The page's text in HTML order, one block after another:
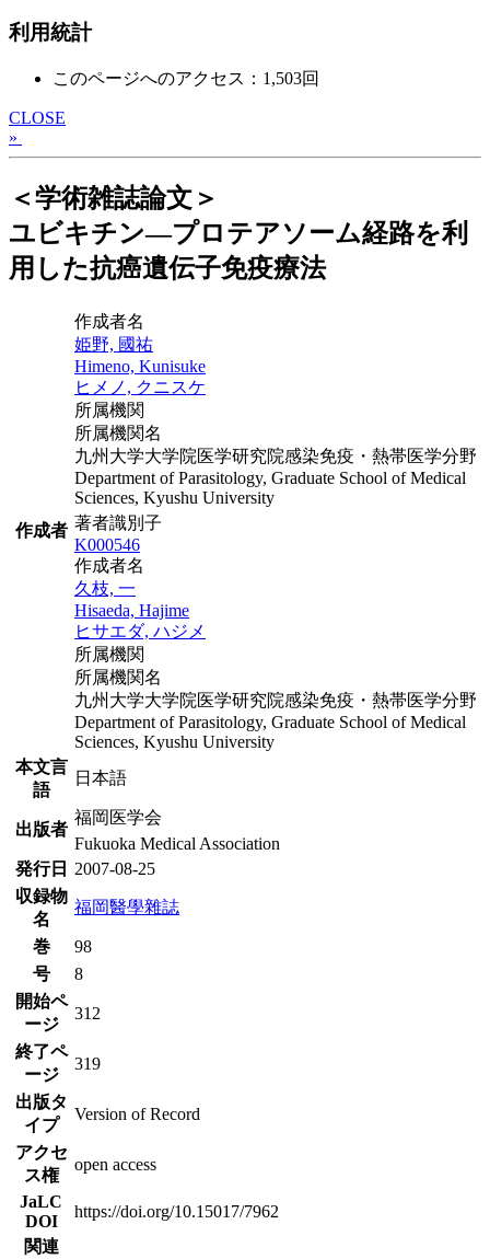
利用統計
このページへのアクセス：1,503回
CLOSE
»
＜学術雑誌論文＞
ユビキチン―プロテアソーム経路を利
用した抗癌遺伝子免疫療法
作成者
作成者名
姫野, 國祐
Himeno, Kunisuke
ヒメノ, クニスケ
所属機関
所属機関名
九州大学大学院医学研究院感染免疫・熱帯医学分野
Department of Parasitology, Graduate School of Medical
Sciences, Kyushu University
著者識別子
K000546
作成者名
久枝, 一
Hisaeda, Hajime
ヒサエダ, ハジメ
所属機関
所属機関名
九州大学大学院医学研究院感染免疫・熱帯医学分野
Department of Parasitology, Graduate School of Medical
Sciences, Kyushu University
本文言
語
日本語
出版者
福岡医学会
Fukuoka Medical Association
発行日
2007-08-25
収録物
名
福岡醫學雜誌
巻
98
号
8
開始ペ
ージ
312
終了ペ
ージ
319
出版タ
イプ
Version of Record
アクセ
ス権
open access
JaLC
DOI
https://doi.org/10.15017/7962
関連